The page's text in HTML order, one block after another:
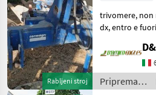
Rabljeni stroj
trivomere, non reversibile
dx, entro e fuori solco,
avanvomeri a
Priprema/
(plugovi,
Priprema/